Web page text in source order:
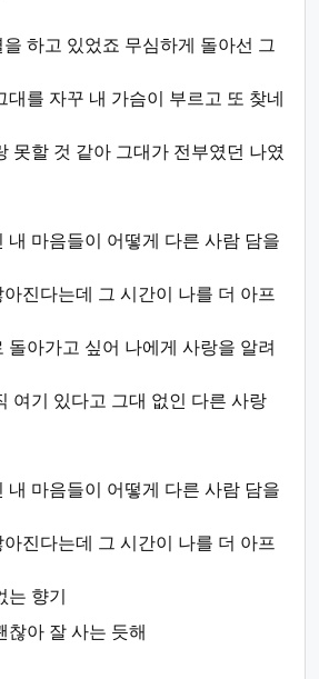
하고 있었죠 무심하게 돌아선 그
대를 자꾸 내 가슴이 부르고 또 찾네
못할 것 같아 그대가 전부였던 나였
내 마음들이 어떻게 다른 사람 담을
진다는데 그 시간이 나를 더 아프
돌아가고 싶어 나에게 사랑을 알려
여기 있다고 그대 없인 다른 사랑
내 마음들이 어떻게 다른 사람 담을
진다는데 그 시간이 나를 더 아프
향기
찮아 잘 사는 듯해